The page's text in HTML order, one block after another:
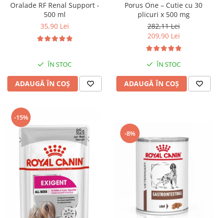
Oralade RF Renal Support -
500 ml
35,90 Lei
ÎN STOC
ADAUGĂ ÎN COȘ
Porus One – Cutie cu 30
plicuri x 500 mg
282,11 Lei
209,90 Lei
ÎN STOC
ADAUGĂ ÎN COȘ
-15%
-8%